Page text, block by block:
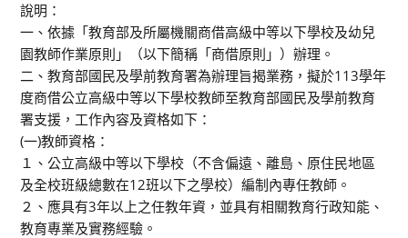
說明：
一、依據「教育部及所屬機關商借高級中等以下學校及幼兒
園教師作業原則」（以下簡稱「商借原則」）辦理。
二、教育部國民及學前教育署為辦理旨揭業務，擬於113學年
度商借公立高級中等以下學校教師至教育部國民及學前教育
署支援，工作內容及資格如下：
(一)教師資格：
１、公立高級中等以下學校（不含偏遠、離島、原住民地區
及全校班級總數在12班以下之學校）編制內專任教師。
２、應具有3年以上之任教年資，並具有相關教育行政知能、
教育專業及實務經驗。